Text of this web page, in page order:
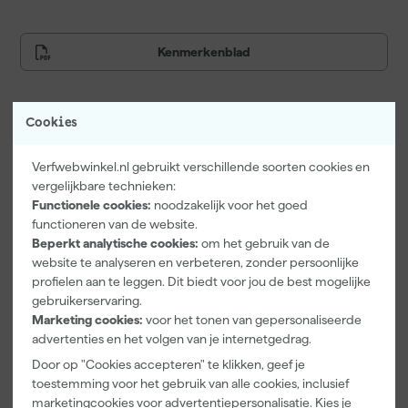
Cookies
Verfwebwinkel.nl gebruikt verschillende soorten cookies en
vergelijkbare technieken:
Functionele cookies: noodzakelijk voor het goed
functioneren van de website.
Beperkt analytische cookies: om het gebruik van de
website te analyseren en verbeteren, zonder persoonlijke
profielen aan te leggen. Dit biedt voor jou de best mogelijke
gebruikerservaring.
Marketing cookies: voor het tonen van gepersonaliseerde
advertenties en het volgen van je internetgedrag.
Door op "Cookies accepteren" te klikken, geef je
toestemming voor het gebruik van alle cookies, inclusief
marketingcookies voor advertentiepersonalisatie. Kies je
Kenmerkenblad
Paintura
Lucamax
Washi tape -
Go!Paint
Economy S
Verfbak -
Anza PRO
Muurverfset
MICMEX set